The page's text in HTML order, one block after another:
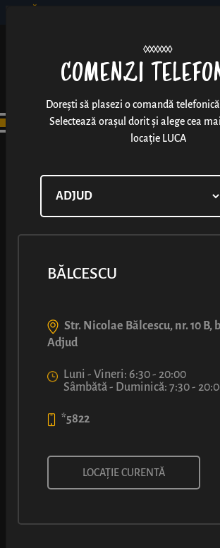
comBUNație: Covrig cu
+ cafea cu lapte
COMENZI
Dorești să plasezi o comandă
Selectează orașul dorit și alege cea
locație LUCA
BĂLCESCU
Str. Nicolae Bălcescu, nr. 10 B,
Adjud
Luni - Vineri: 6:30 - 20:00
Sâmbătă - Duminică: 7:30 -
*5822
LOCAȚIE CURENTĂ